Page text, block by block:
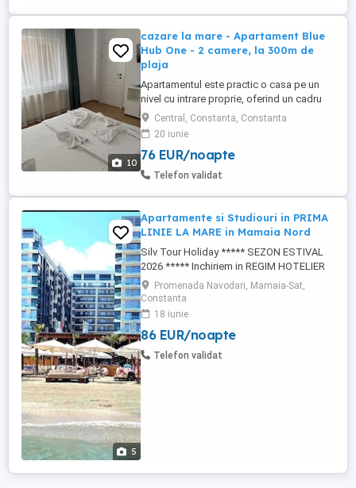
10
cazare la mare - Apartament Blue
Hub One - 2 camere, la 300m de
plaja
Apartamentul este practic o casa pe un
nivel cu intrare proprie, oferind un cadru
intim si placut. Casa este situata in zona
Bdul Mamaia - Spitalul Militar, la 300m de
accesul la plaja 3 papuci - Zoom Beach.
Amplasarea centrala a casei face ca
aceasta sa fie aproape de toate
Central, Constanta, Constanta
20 iunie
76 EUR/noapte
Telefon validat
5
Apartamente si Studiouri in PRIMA
LINIE LA MARE in Mamaia Nord
Silv Tour Holiday ***** SEZON ESTIVAL
2026 ***** Inchiriem in REGIM HOTELIER
APARTAMENTE SI STUDIOURI Intr-unul din
cele mai frumoase si elegante resorturi
rezidentialle de 5 stele Situat in PRIMA
MAMAIA-NORD ***** FACILITATI:
PARCARE PRIVATA GRATUITA CU BARIERA
Promenada Navodari, Mamaia-Sat,
Constanta
18 iunie
86 EUR/noapte
Telefon validat